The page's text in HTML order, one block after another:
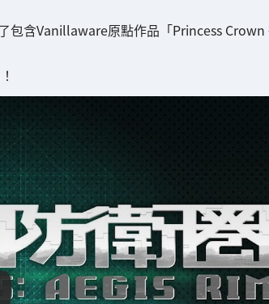
含Vanillaware原點作品「Princess Crown